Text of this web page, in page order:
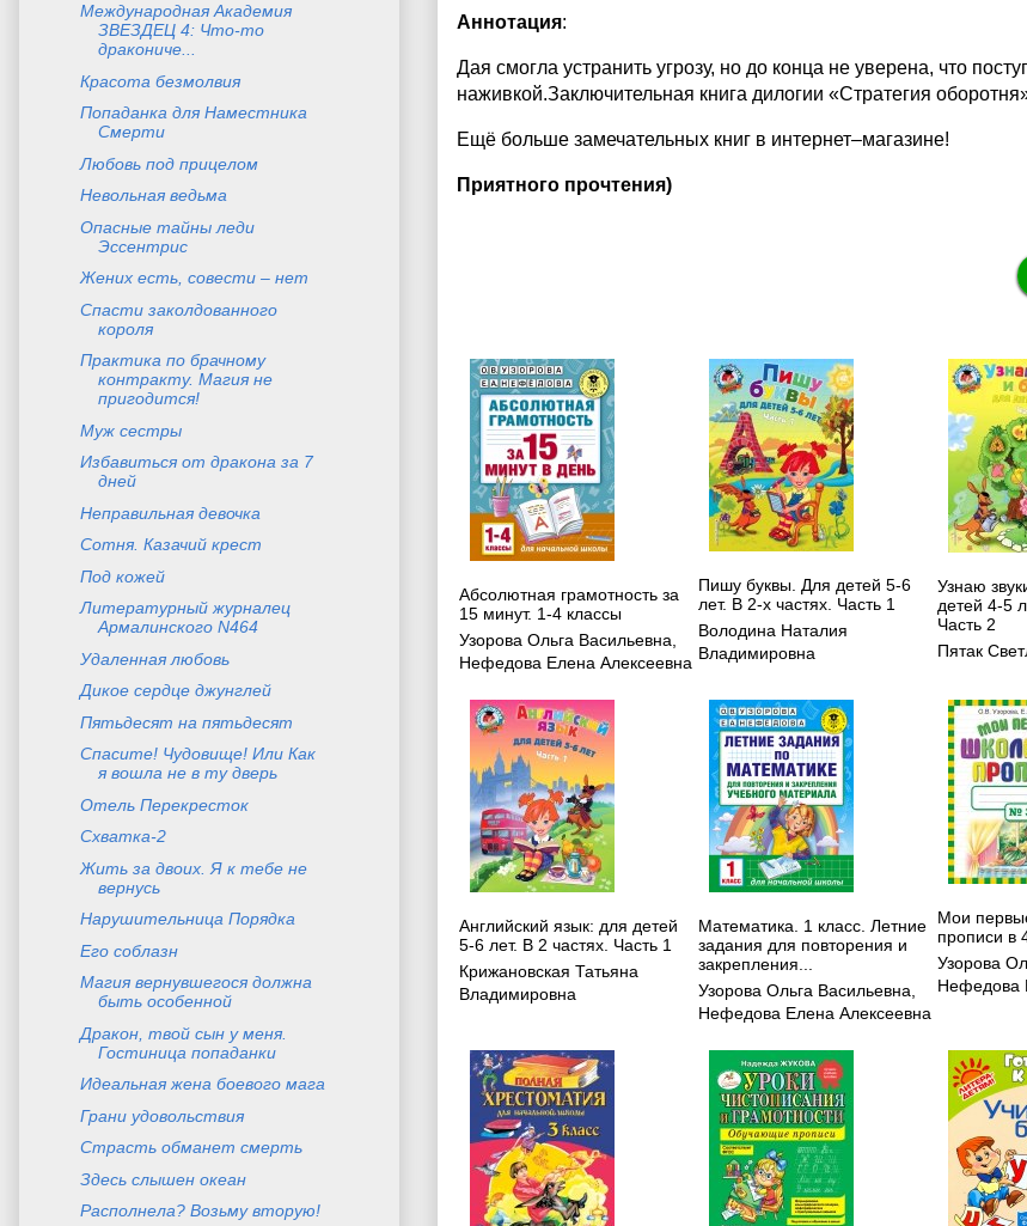
Аннотация:
Дая смогла устранить угрозу, но до конца не уверена, что
наживкой.Заключительная книга дилогии «Стратегия
Ещё больше замечательных книг в интернет–магазине!
Приятного прочтения)
Абсолютная грамотность за
15 минут. 1-4 классы
Узорова Ольга Васильевна
Нефедова Елена Алексеевна
Пишу буквы. Для детей 5-6
лет. В 2-х частях. Часть 1
Володина Наталия
Владимировна
Узнаю
детей 4-5
Часть 2
Пятак
Английский язык: для детей
5-6 лет. В 2 частях. Часть 1
Крижановская Татьяна
Владимировна
Математика. 1 класс. Летние
задания для повторения и
закрепления...
Узорова Ольга Васильевна
Нефедова Елена Алексеевна
Мои
прописи в
Узорова
Нефедова
Международная Академия
ЗВЕЗДЕЦ 4: Что-то
дракониче...
Красота безмолвия
Попаданка для Наместника
Смерти
Любовь под прицелом
Невольная ведьма
Опасные тайны леди
Эссентрис
Жених есть, совести – нет
Спасти заколдованного
короля
Практика по брачному
контракту. Магия не
пригодится!
Муж сестры
Избавиться от дракона за 7
дней
Неправильная девочка
Сотня. Казачий крест
Под кожей
Литературный журналец
Армалинского N464
Удаленная любовь
Дикое сердце джунглей
Пятьдесят на пятьдесят
Спасите! Чудовище! Или Как
я вошла не в ту дверь
Отель Перекресток
Схватка-2
Жить за двоих. Я к тебе не
вернусь
Нарушительница Порядка
Его соблазн
Магия вернувшегося должна
быть особенной
Дракон, твой сын у меня.
Гостиница попаданки
Идеальная жена боевого мага
Грани удовольствия
Страсть обманет смерть
Здесь слышен океан
Располнела? Возьму вторую!